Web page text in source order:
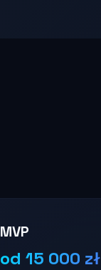
MVP
od 15 000 zł